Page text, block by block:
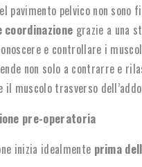
pavimento pelvico non
grazie a una
e controllare i
non solo a contrarre e
il muscolo trasverso
pre-operatoria
inizia idealmente prima